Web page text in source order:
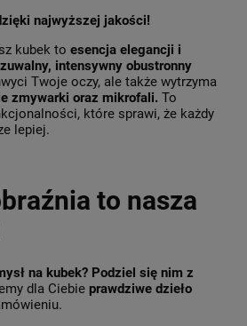
najwyższej jakości!
kubek to esencja elegancji i
intensywny obustronny
Twoje oczy, ale także wytrzyma
zmywarki oraz mikrofali. To
które sprawi, że każdy
lepiej.
to nasza
na kubek? Podziel się nim z
dla Ciebie prawdziwe dzieło